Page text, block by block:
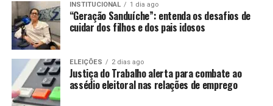
INSTITUCIONAL 1 dia ago
“Geração Sanduíche”: entenda os desafios de
cuidar dos filhos e dos pais idosos
ELEIÇÕES 2 dias ago
Justiça do Trabalho alerta para combate ao
assédio eleitoral nas relações de emprego